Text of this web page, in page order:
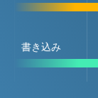
書き込み